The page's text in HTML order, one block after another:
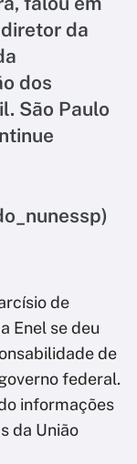
da
dos
São Paulo
de
Enel se deu
de
federal.
informações
da União